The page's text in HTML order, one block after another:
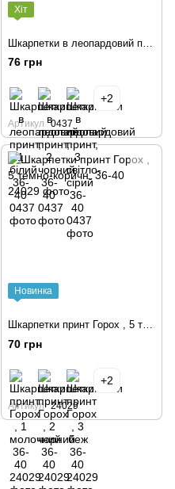
Хіт
76 грн
+2
Артикул 0437
Новинка
Шкарпетки принт Горох , 5 темно-коричн. 36-40
70 грн
+2
Артикул 24029